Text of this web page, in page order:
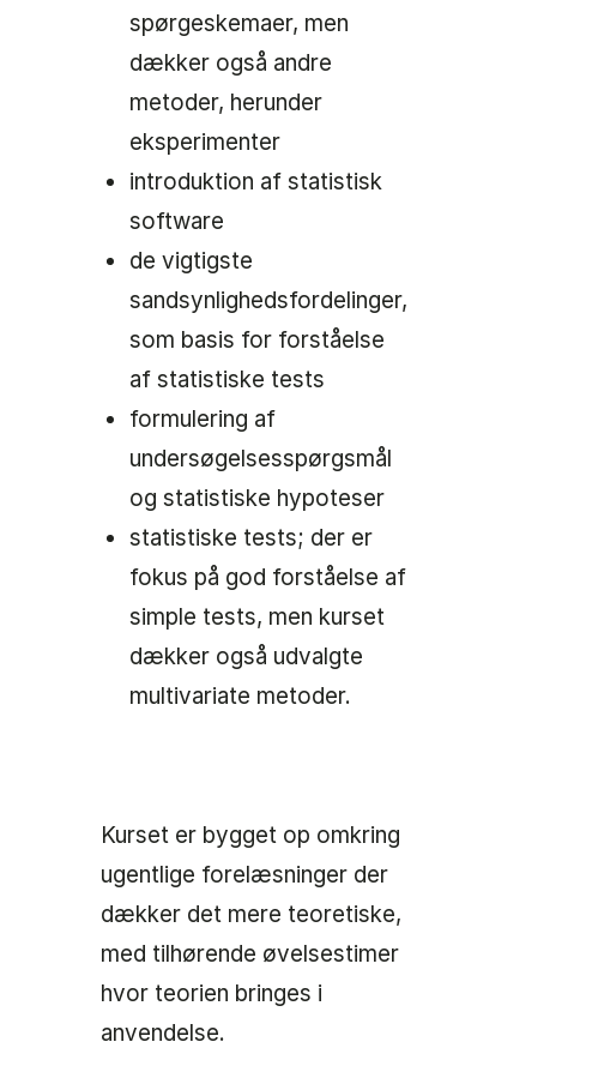
spørgeskemaer, men
dækker også andre
metoder, herunder
eksperimenter
introduktion af statistisk
software
de vigtigste
sandsynlighedsfordelinger,
som basis for forståelse
af statistiske tests
formulering af
undersøgelsesspørgsmål
og statistiske hypoteser
statistiske tests; der er
fokus på god forståelse af
simple tests, men kurset
dækker også udvalgte
multivariate metoder.
Kurset er bygget op omkring
ugentlige forelæsninger der
dækker det mere teoretiske,
med tilhørende øvelsestimer
hvor teorien bringes i
anvendelse.